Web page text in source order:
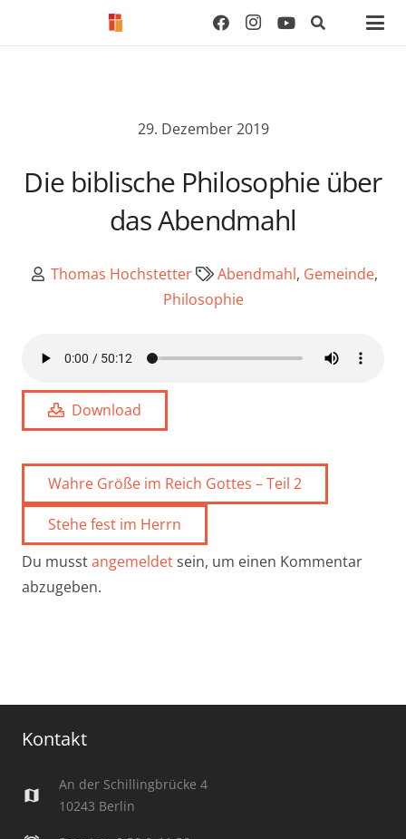
29. Dezember 2019
Die biblische Philosophie über
das Abendmahl
Thomas Hochstetter Abendmahl, Gemeinde,
Philosophie
Download
Wahre Größe im Reich Gottes – Teil 2
Stehe fest im Herrn
Du musstangemeldetsein, um einen Kommentar
abzugeben.
Kontakt
map
An der Schillingbrücke 4
10243 Berlin